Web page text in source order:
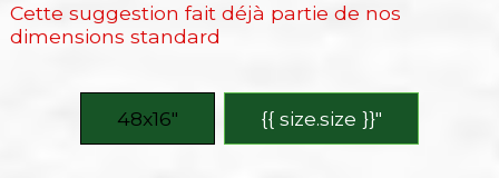
Cette suggestion fait déjà partie de nos
dimensions standard
48x16″ {{ size.size }}″